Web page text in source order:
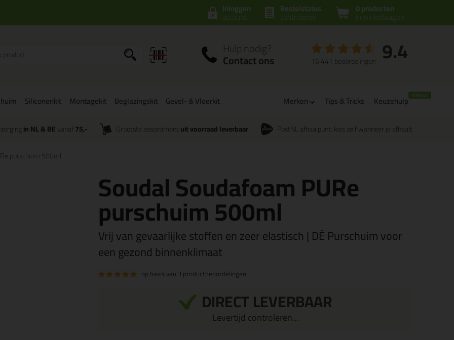
0 producten
in winkelwagen
Bestelstatus
controleren
Inloggen
account
Hulp nodig?
Contact ons 9.4
16.441 beoordelingen
Siliconenkit Montagekit Beglazingskit Gevel- & Vloerkit Merken Tips & Tricks Keuzehulp
in NL & BEvanaf 75,- Grootste assortiment uit voorraad leverbaar PostNL afhaalpunt: kies zelf wanneer je afhaalt
purschuim 500ml
Soudal Soudafoam PURe
purschuim 500ml
Vrij van gevaarlijke stoffen en zeer elastisch | DÉ Purschuim voor
een gezond binnenklimaat
op basis van 3 productbeoordelingen
DIRECT LEVERBAAR
Levertijd controleren...